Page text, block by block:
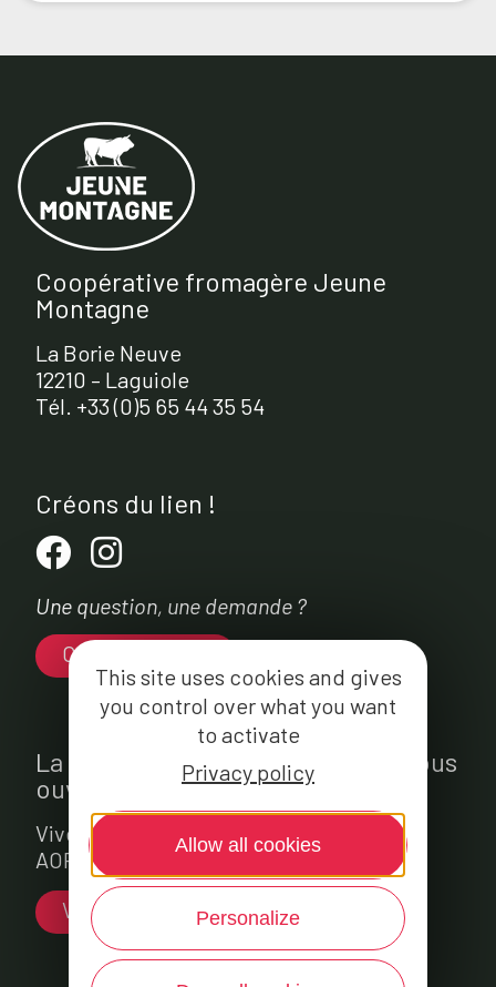
Coopérative fromagère Jeune
Montagne
La Borie Neuve
12210 – Laguiole
Tél. +33 (0)5 65 44 35 54
Créons du lien !
Une question, une demande ?
Contactez-nous
La fromagerie Jeune Montagne vous
ouvre ses portes...
Vivez la fabrication du fromage Laguiole
AOP et profitez d’un instant gourmand !
Venez nous rendre visite
This site uses cookies and gives
you control over what you want
to activate
Privacy policy
Allow all cookies
Personalize